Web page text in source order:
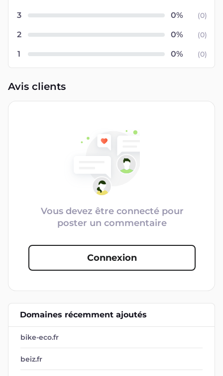
3 (0)
2 (0)
1 (0)
Avis clients
Vous devez être connecté pour
poster un commentaire
Connexion
Domaines récemment ajoutés
bike-eco.fr
beiz.fr